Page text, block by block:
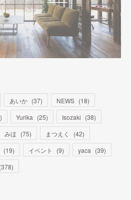
あいか (37) NEWS (18)
) Yurika (25) Isozaki (38)
みほ (75) まつえく (42)
(19) イベント (9) yaca (39)
(378)